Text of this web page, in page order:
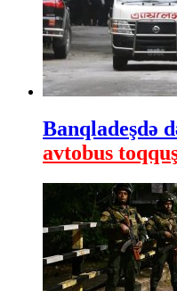
Banqladeşdə
avtobus